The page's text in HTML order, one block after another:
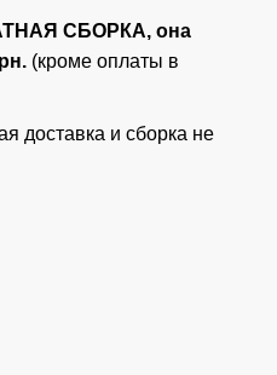
СБОРКА, она
(кроме оплаты в
доставка и сборка не